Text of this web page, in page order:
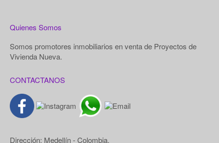
Quienes Somos
Somos promotores inmobiliarios en venta de Proyectos de
Vivienda Nueva.
CONTACTANOS
Dirección: Medellín - Colombia.